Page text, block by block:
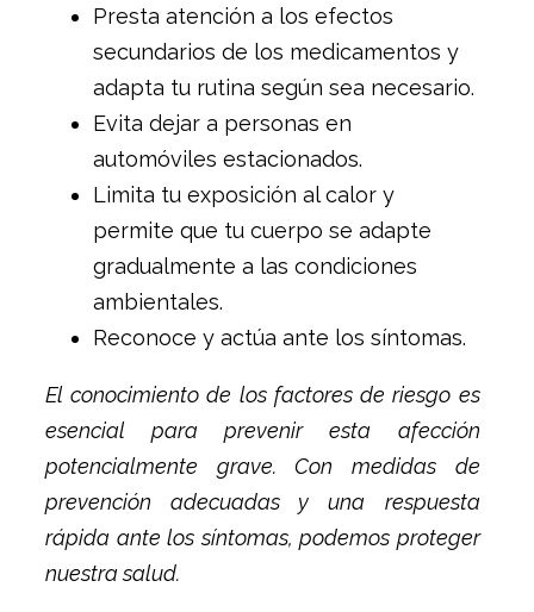
Presta atención a los efectos
secundarios de los medicamentos y
adapta tu rutina según sea necesario.
Evita dejar a personas en
automóviles estacionados.
Limita tu exposición al calor y
permite que tu cuerpo se adapte
gradualmente a las condiciones
ambientales.
Reconoce y actúa ante los síntomas.
El conocimiento de los factores de riesgo es
esencial para prevenir esta afección
potencialmente grave. Con medidas de
prevención adecuadas y una respuesta
rápida ante los síntomas, podemos proteger
nuestra salud.